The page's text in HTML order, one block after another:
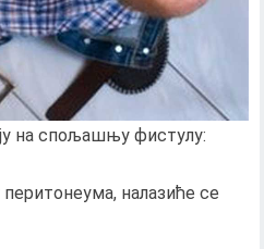
на спољашњу фистулу:
налазиће се